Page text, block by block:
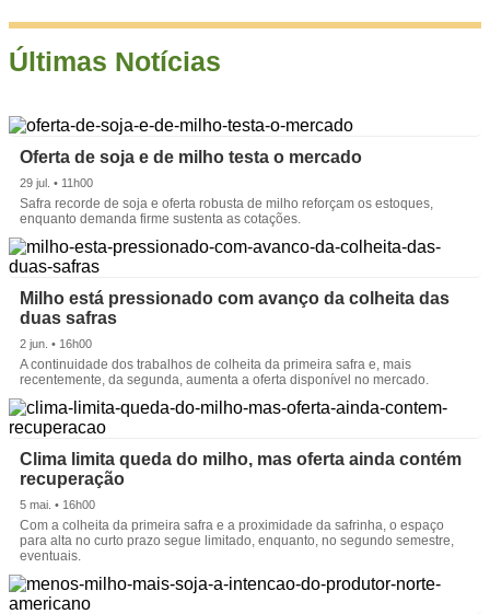
Últimas Notícias
Oferta de soja e de milho testa o mercado
29 jul. • 11h00
Safra recorde de soja e oferta robusta de milho reforçam os estoques,
enquanto demanda firme sustenta as cotações.
Milho está pressionado com avanço da colheita das
duas safras
2 jun. • 16h00
A continuidade dos trabalhos de colheita da primeira safra e, mais
recentemente, da segunda, aumenta a oferta disponível no mercado.
Clima limita queda do milho, mas oferta ainda contém
recuperação
5 mai. • 16h00
Com a colheita da primeira safra e a proximidade da safrinha, o espaço
para alta no curto prazo segue limitado, enquanto, no segundo semestre,
eventuais.